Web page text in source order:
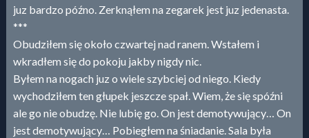
juz bardzo późno. Zerknąłem na zegarek jest juz jedenasta.
***
Obudziłem się około czwartej nad ranem. Wstałem i
wkradłem się do pokoju jakby nigdy nic.
Byłem na nogach juz o wiele szybciej od niego. Kiedy
wychodziłem ten głupek jeszcze spał. Wiem, że się spóźni
ale go nie obudzę. Nie lubię go. On jest demotywujący… On
jest demotywujący… Pobiegłem na śniadanie. Sala była